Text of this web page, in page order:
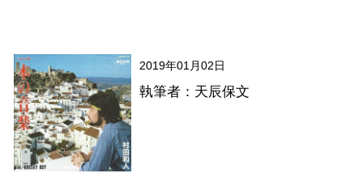
2019年01月02日
執筆者：天辰保文